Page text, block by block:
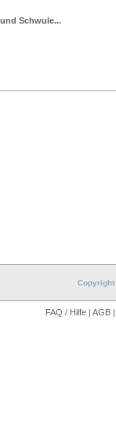
Schwule...
FAQ / Hilfe | AGB